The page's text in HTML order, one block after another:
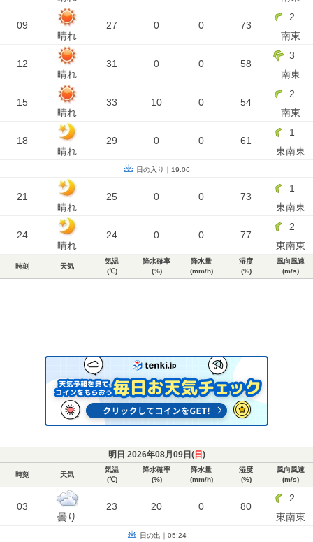
09
晴れ
27 0 0 73
2
南東
12
晴れ
31 0 0 58
3
南東
15
晴れ
33 10 0 54
2
南東
18
晴れ
29 0 0 61
1
東南東
日の入り｜19:06
21
晴れ
25 0 0 73
1
東南東
24
晴れ
24 0 0 77
2
東南東
時刻 天気
気温
(℃)
降水確率
(%)
降水量
(mm/h)
湿度
(%)
風向風速
(m/s)
明日 2026年08月09日(日 )
時刻 天気
気温
(℃)
降水確率
(%)
降水量
(mm/h)
湿度
(%)
風向風速
(m/s)
03
曇り
23 20 0 80
2
東南東
日の出｜05:24